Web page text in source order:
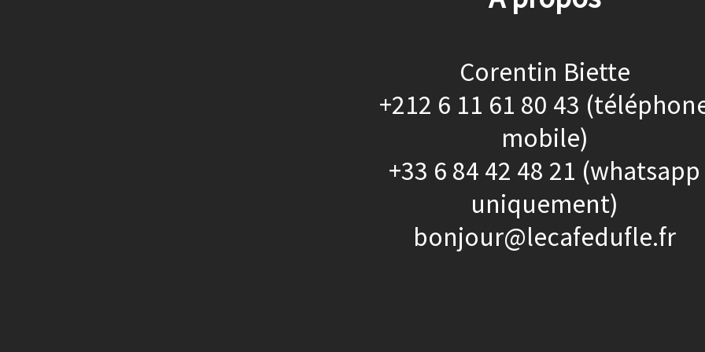
Corentin Biette
+212 6 11 61 80 43
mobile)
+33 6 84 42 48 21 (whatsapp
uniquement)
bonjour@lecafedufle.fr